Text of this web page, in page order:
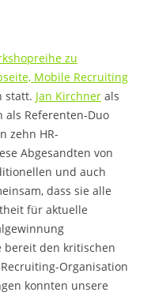
zu
Mobile Recruiting
statt. Jan Kirchner als
als Referenten-Duo
zehn HR-
Abgesandten von
und auch
dass sie alle
für aktuelle
bereit den kritischen
Organisation
konnten unsere